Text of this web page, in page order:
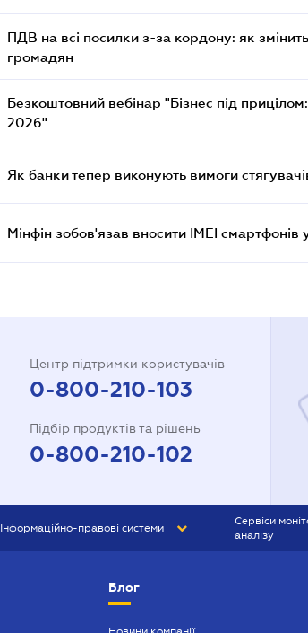
ПДВ на всі посилки з-за кордону: як
громадян
Безкоштовний вебінар "Бізнес під
2026"
Як банки тепер виконують вимоги
Мінфін зобов'язав вносити IMEI
Центр підтримки користувачів
0-800-210-103
Підбір продуктів та рішень
0-800-210-102
Інформаційно-правові системи
Сервіси
аналізу
Блог